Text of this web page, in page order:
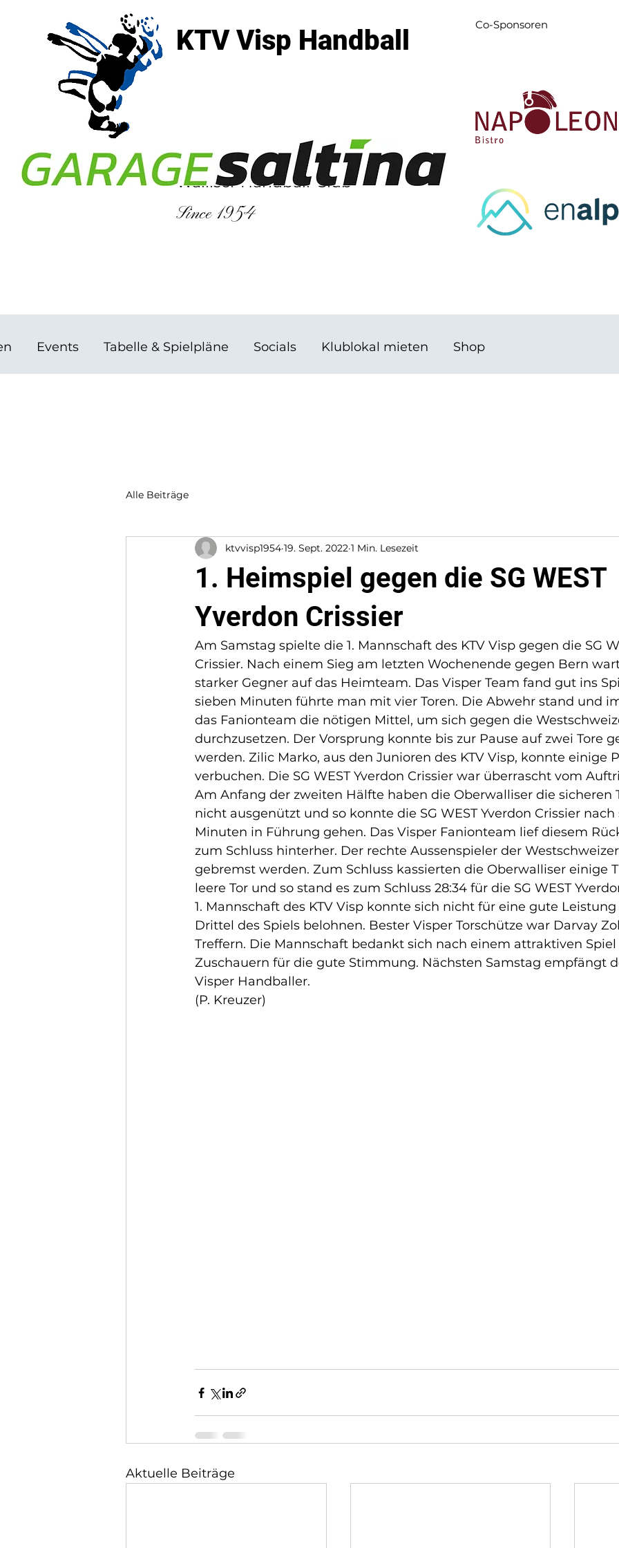
KTV Visp Handball
3930 Visp
Walliser Handball-Club
Since 1954
Co-Sponsoren
Events Tabelle & Spielpläne Socials Klublokal mieten Shop
Alle Beiträge
1. Heimspiel gegen die SG WEST
Yverdon Crissier
ktvvisp1954 19. Sept. 2022 1 Min. Lesezeit
Am Samstag spielte die 1. Mannschaft des KTV Visp gegen die SG
Crissier. Nach einem Sieg am letzten Wochenende gegen Bern
starker Gegner auf das Heimteam. Das Visper Team fand gut ins
sieben Minuten führte man mit vier Toren. Die Abwehr stand und
das Fanionteam die nötigen Mittel, um sich gegen die
durchzusetzen. Der Vorsprung konnte bis zur Pause auf zwei Tore
werden. Zilic Marko, aus den Junioren des KTV Visp, konnte einige
verbuchen. Die SG WEST Yverdon Crissier war überrascht vom
Am Anfang der zweiten Hälfte haben die Oberwalliser die sicheren
nicht ausgenützt und so konnte die SG WEST Yverdon Crissier nach
Minuten in Führung gehen. Das Visper Fanionteam lief diesem
zum Schluss hinterher. Der rechte Aussenspieler der
gebremst werden. Zum Schluss kassierten die Oberwalliser einige
leere Tor und so stand es zum Schluss 28:34 für die SG WEST
1. Mannschaft des KTV Visp konnte sich nicht für eine gute
Drittel des Spiels belohnen. Bester Visper Torschütze war Darvay
Treffern. Die Mannschaft bedankt sich nach einem attraktiven
Zuschauern für die gute Stimmung. Nächsten Samstag empfängt
Visper Handballer.
(P. Kreuzer)
Aktuelle Beiträge